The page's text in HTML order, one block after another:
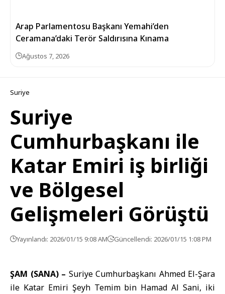
Arap Parlamentosu Başkanı Yemahi’den
Ceramana’daki Terör Saldırısına Kınama
Ağustos 7, 2026
Suriye
Suriye
Cumhurbaşkanı ile
Katar Emiri iş birliği
ve Bölgesel
Gelişmeleri Görüştü
Yayınlandı: 2026/01/15 9:08 AM Güncellendi: 2026/01/15 1:08 PM
ŞAM (SANA) – Suriye Cumhurbaşkanı Ahmed El-Şara
ile Katar Emiri Şeyh Temim bin Hamad Al Sani, iki